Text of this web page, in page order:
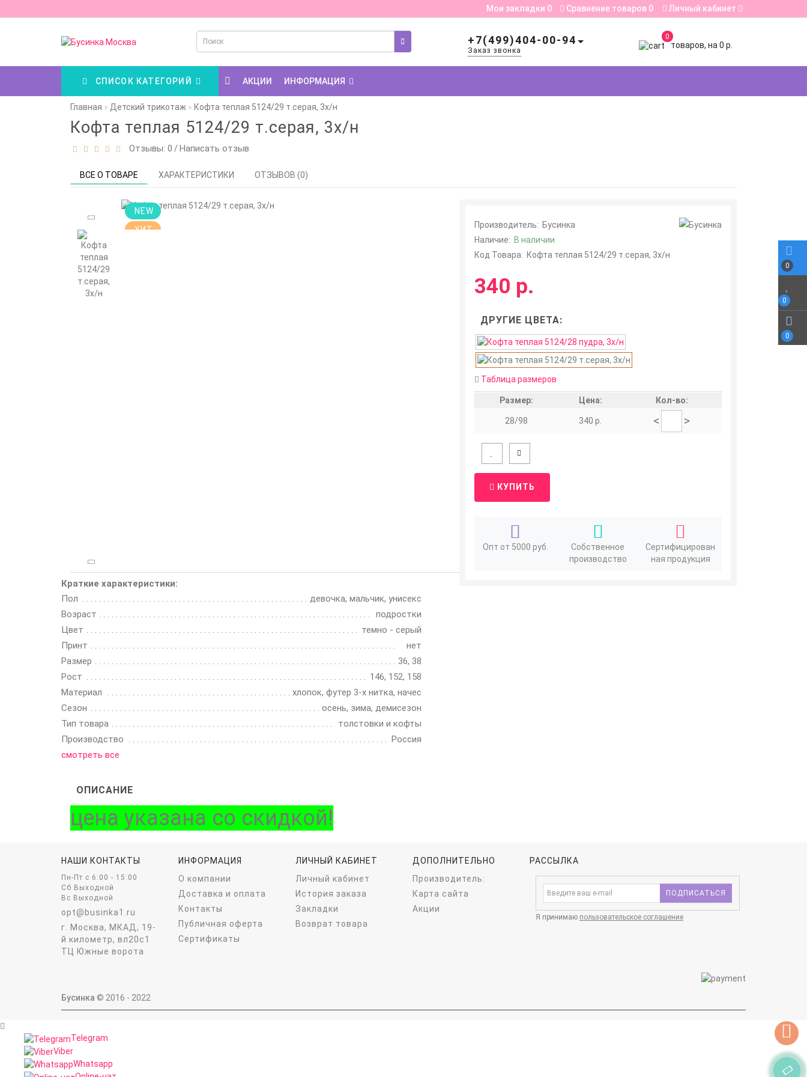
0
0
0
Мои закладки 0 Сравнение товаров 0 Личный кабинет
0
товаров, на 0 р.
+7(499)404-00-94
Заказ звонка
СПИСОК КАТЕГОРИЙ АКЦИИ ИНФОРМАЦИЯ
Главная Детский трикотаж Кофта теплая 5124/29 т.серая, 3х/н
Кофта теплая 5124/29 т.серая, 3х/н
Отзывы: 0 / Написать отзыв
ВСЕ О ТОВАРЕ ХАРАКТЕРИСТИКИ ОТЗЫВОВ (0)
NEW
ХИТ
Краткие характеристики:
Пол
девочка, мальчик, унисекс
Возраст
подростки
Цвет
темно - серый
Принт
нет
Размер
36, 38
Рост
146, 152, 158
Материал
хлопок, футер 3-х нитка, начес
Сезон
осень, зима, демисезон
Тип товара
толстовки и кофты
Производство
Россия
смотреть все
Производитель: Бусинка
Наличие: В наличии
Код Товара: Кофта теплая 5124/29 т.серая, 3х/н
340 р.
ДРУГИЕ ЦВЕТА:
Таблица размеров
Размер: Цена: Кол-во:
28/98 340 р. < >
КУПИТЬ
Опт от 5000 руб.
Собственное
производство
Сертифицирован
ная продукция
ОПИСАНИЕ
цена указана со скидкой!
НАШИ КОНТАКТЫ
Пн-Пт c 6:00 - 15:00
Сб Выходной
Вс Выходной
opt@businka1.ru
г. Москва, МКАД, 19-
й километр, вл20с1
ТЦ Южные ворота
ИНФОРМАЦИЯ
О компании
Доставка и оплата
Контакты
Публичная оферта
Сертификаты
ЛИЧНЫЙ КАБИНЕТ
Личный кабинет
История заказа
Закладки
Возврат товара
ДОПОЛНИТЕЛЬНО
Производитель:
Карта сайта
Акции
РАССЫЛКА
ПОДПИСАТЬСЯ
Я принимаю пользовательское соглашение
Бусинка © 2016 - 2022
Telegram
Viber
Whatsapp